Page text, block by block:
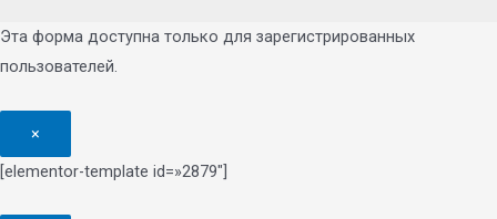
Эта форма доступна только для зарегистрированных
пользователей.
×
[elementor-template id=»2879″]